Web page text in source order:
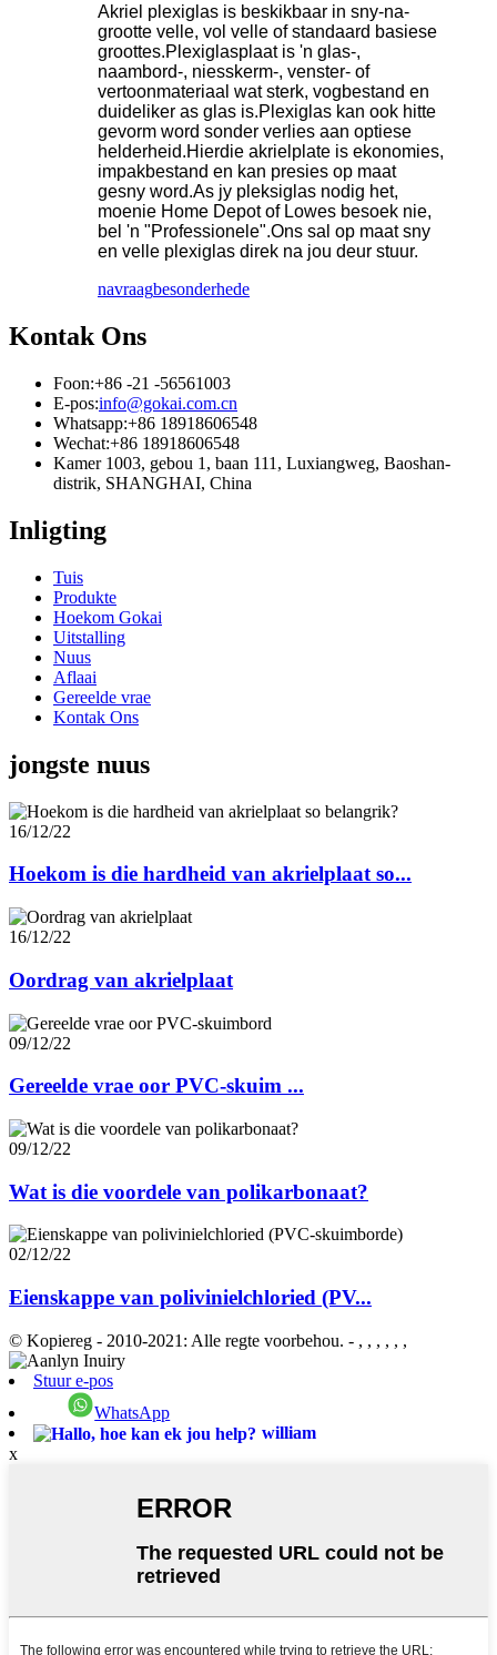
Akriel plexiglas is beskikbaar in sny-na-
grootte velle, vol velle of standaard basiese
groottes.Plexiglasplaat is 'n glas-,
naambord-, niesskerm-, venster- of
vertoonmateriaal wat sterk, vogbestand en
duideliker as glas is.Plexiglas kan ook hitte
gevorm word sonder verlies aan optiese
helderheid.Hierdie akrielplate is ekonomies,
impakbestand en kan presies op maat
gesny word.As jy pleksiglas nodig het,
moenie Home Depot of Lowes besoek nie,
bel 'n "Professionele".Ons sal op maat sny
en velle plexiglas direk na jou deur stuur.
navraagbesonderhede
Kontak Ons
Foon:+86 -21 -56561003
E-pos:info@gokai.com.cn
Whatsapp:+86 18918606548
Wechat:+86 18918606548
Kamer 1003, gebou 1, baan 111, Luxiangweg, Baoshan-
distrik, SHANGHAI, China
Inligting
Tuis
Produkte
Hoekom Gokai
Uitstalling
Nuus
Aflaai
Gereelde vrae
Kontak Ons
jongste nuus
16/12/22
Hoekom is die hardheid van akrielplaat so...
16/12/22
Oordrag van akrielplaat
09/12/22
Gereelde vrae oor PVC-skuim ...
09/12/22
Wat is die voordele van polikarbonaat?
02/12/22
Eienskappe van polivinielchloried (PV...
© Kopiereg - 2010-2021: Alle regte voorbehou. - , , , , , ,
Stuur e-pos
WhatsApp
william
x